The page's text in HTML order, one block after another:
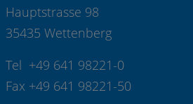
Hauptstrasse 98
35435 Wettenberg
Tel +49 641 98221-0
Fax +49 641 98221-50